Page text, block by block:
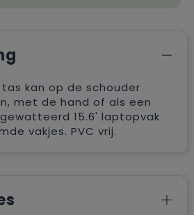
kan op de schouder
met de hand of als een
15.6' laptopvak
vakjes. PVC vrij.